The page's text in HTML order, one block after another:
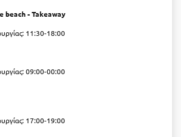
beach - Takeaway
11:30-18:00
09:00-00:00
17:00-19:00